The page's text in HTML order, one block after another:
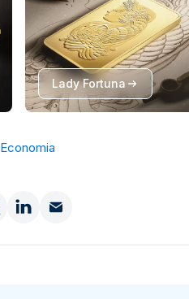
Lady Fortuna
Economia